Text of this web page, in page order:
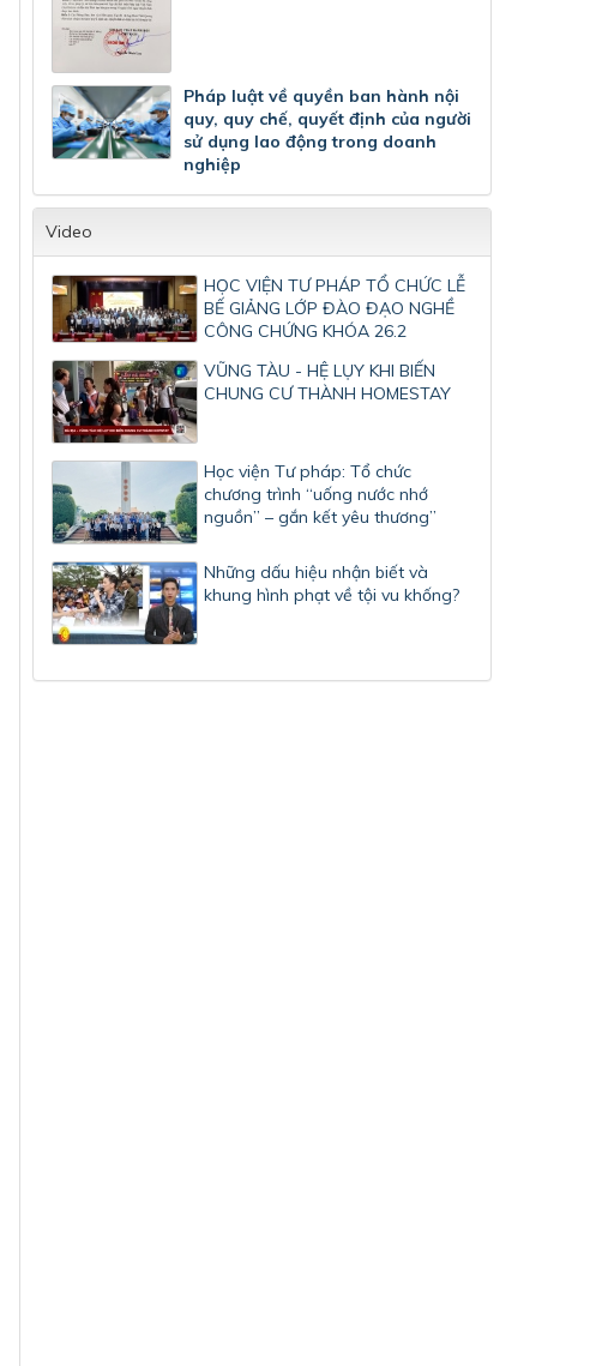
Pháp luật về quyền ban hành nội
quy, quy chế, quyết định của người
sử dụng lao động trong doanh
nghiệp
Video
HỌC VIỆN TƯ PHÁP TỔ CHỨC LỄ
BẾ GIẢNG LỚP ĐÀO ĐẠO NGHỀ
CÔNG CHỨNG KHÓA 26.2
VŨNG TÀU - HỆ LỤY KHI BIẾN
CHUNG CƯ THÀNH HOMESTAY
Học viện Tư pháp: Tổ chức
chương trình “uống nước nhớ
nguồn” – gắn kết yêu thương”
Những dấu hiệu nhận biết và
khung hình phạt về tội vu khống?